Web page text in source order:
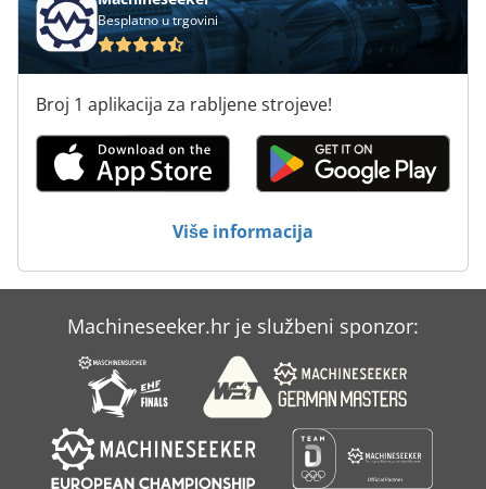
Stroj Za Pakiranje
Strojevi Za Pakiranje
Sustav Za Pakiranje Folijom
Sustav Za Pakiranje Role
Besplatno u trgovini
Broj 1 aplikacija za rabljene strojeve!
Više informacija
Machineseeker.hr je službeni sponzor: